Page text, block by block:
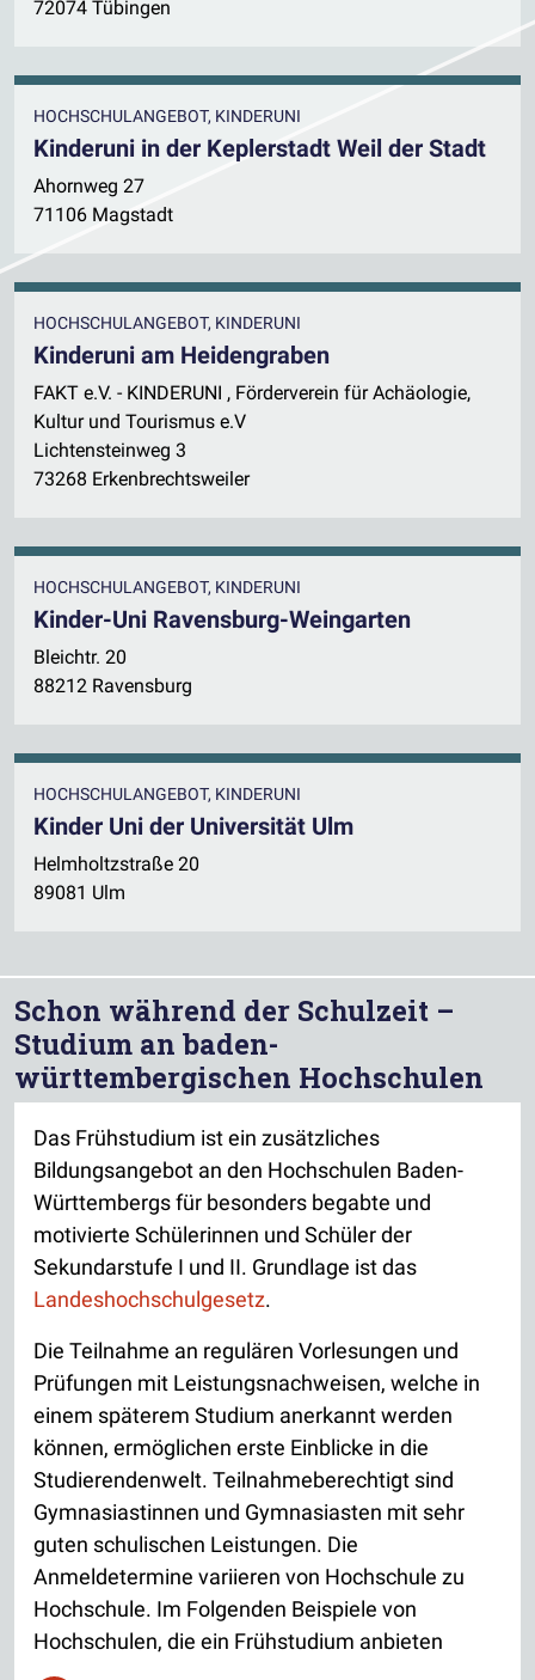
72074 Tübingen
HOCHSCHULANGEBOT, KINDERUNI
Kinderuni in der Keplerstadt Weil der Stadt
Ahornweg 27
71106 Magstadt
HOCHSCHULANGEBOT, KINDERUNI
Kinderuni am Heidengraben
FAKT e.V. - KINDERUNI , Förderverein für Achäologie,
Kultur und Tourismus e.V
Lichtensteinweg 3
73268 Erkenbrechtsweiler
HOCHSCHULANGEBOT, KINDERUNI
Kinder-Uni Ravensburg-Weingarten
Bleichtr. 20
88212 Ravensburg
HOCHSCHULANGEBOT, KINDERUNI
Kinder Uni der Universität Ulm
Helmholtzstraße 20
89081 Ulm
Schon während der Schulzeit –
Studium an baden-
württembergischen Hochschulen
Das Frühstudium ist ein zusätzliches
Bildungsangebot an den Hochschulen Baden-
Württembergs für besonders begabte und
motivierte Schülerinnen und Schüler der
Sekundarstufe I und II. Grundlage ist das
Landeshochschulgesetz.
Die Teilnahme an regulären Vorlesungen und
Prüfungen mit Leistungsnachweisen, welche in
einem späterem Studium anerkannt werden
können, ermöglichen erste Einblicke in die
Studierendenwelt. Teilnahmeberechtigt sind
Gymnasiastinnen und Gymnasiasten mit sehr
guten schulischen Leistungen. Die
Anmeldetermine variieren von Hochschule zu
Hochschule. Im Folgenden Beispiele von
Hochschulen, die ein Frühstudium anbieten